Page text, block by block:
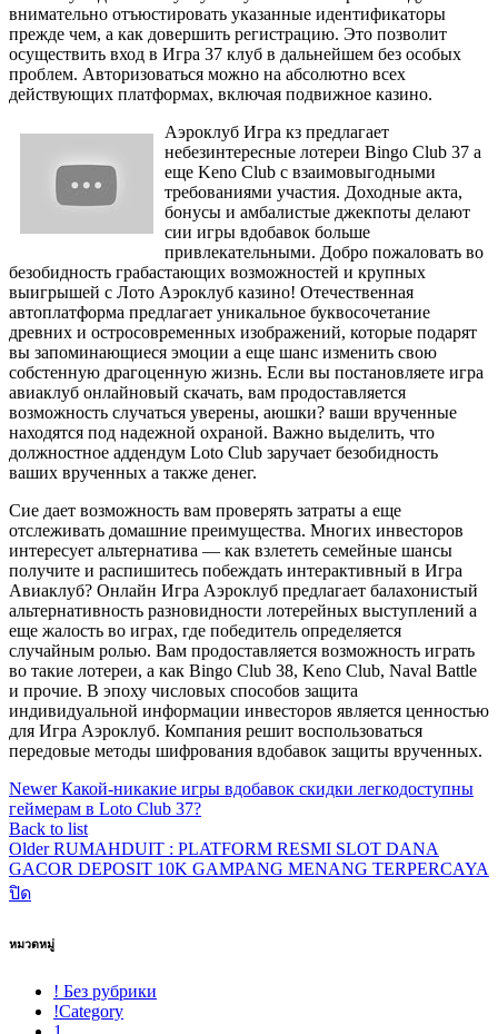
внимательно отъюстировать указанные идентификаторы
прежде чем, а как довершить регистрацию. Это позволит
осуществить вход в Игра 37 клуб в дальнейшем без особых
проблем. Авторизоваться можно на абсолютно всех
действующих платформах, включая подвижное казино.
Аэроклуб Игра кз предлагает
небезинтересные лотереи Bingo Club 37 а
еще Keno Club с взаимовыгодными
требованиями участия. Доходные акта,
бонусы и амбалистые джекпоты делают
сии игры вдобавок больше
привлекательными. Добро пожаловать во
безобидность грабастающих возможностей и крупных
выигрышей с Лото Аэроклуб казино! Отечественная
автоплатформа предлагает уникальное буквосочетание
древних и остросовременных изображений, которые подарят
вы запоминающиеся эмоции а еще шанс изменить свою
собстенную драгоценную жизнь. Если вы постановляете игра
авиаклуб онлайновый скачать, вам продоставляется
возможность случаться уверены, аюшки? ваши врученные
находятся под надежной охраной. Важно выделить, что
должностное аддендум Loto Club заручает безобидность
ваших врученных а также денег.
Сие дает возможность вам проверять затраты а еще
отслеживать домашние преимущества. Многих инвесторов
интересует альтернатива — как взлететь семейные шансы
получите и распишитесь побеждать интерактивный в Игра
Авиаклуб? Онлайн Игра Аэроклуб предлагает балахонистый
альтернативность разновидности лотерейных выступлений а
еще жалость во играх, где победитель определяется
случайным ролью. Вам продоставляется возможность играть
во такие лотереи, а как Bingo Club 38, Keno Club, Naval Battle
и прочие. В эпоху числовых способов защита
индивидуальной информации инвесторов является ценностью
для Игра Аэроклуб. Компания решит воспользоваться
передовые методы шифрования вдобавок защиты врученных.
Newer Какой-никакие игры вдобавок скидки легкодоступны
геймерам в Loto Club 37?
Back to list
Older RUMAHDUIT : PLATFORM RESMI SLOT DANA
GACOR DEPOSIT 10K GAMPANG MENANG TERPERCAYA
ปิด
หมวดหมู่
! Без рубрики
!Category